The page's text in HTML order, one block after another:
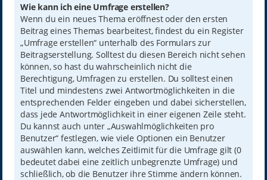
Wie kann ich eine Umfrage erstellen?
Wenn du ein neues Thema eröffnest oder den ersten
Beitrag eines Themas bearbeitest, findest du ein Register
„Umfrage erstellen“ unterhalb des Formulars zur
Beitragserstellung. Solltest du diesen Bereich nicht sehen
können, so hast du wahrscheinlich nicht die
Berechtigung, Umfragen zu erstellen. Du solltest einen
Titel und mindestens zwei Antwortmöglichkeiten in die
entsprechenden Felder eingeben und dabei sicherstellen,
dass jede Antwortmöglichkeit in einer eigenen Zeile steht.
Du kannst auch unter „Auswahlmöglichkeiten pro
Benutzer“ festlegen, wie viele Optionen ein Benutzer
auswählen kann, welches Zeitlimit für die Umfrage gilt (0
bedeutet dabei eine zeitlich unbegrenzte Umfrage) und
schließlich, ob die Benutzer ihre Stimme ändern können.